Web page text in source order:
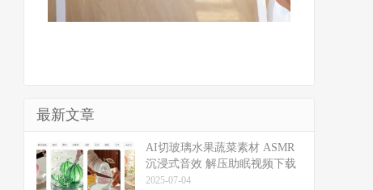
最新文章
​​AI切玻璃水果蔬菜素材 ASMR
沉浸式音效 解压助眠视频下载
2025-07-04